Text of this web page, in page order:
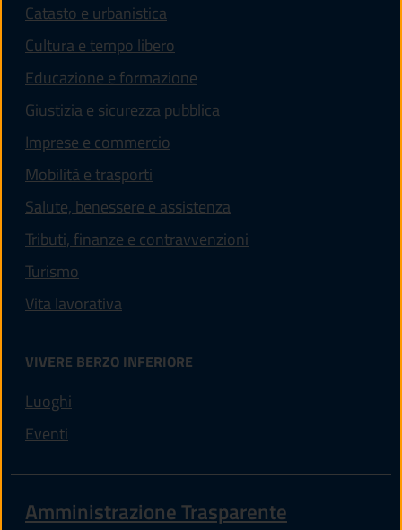
Catasto e urbanistica
Cultura e tempo libero
Educazione e formazione
Giustizia e sicurezza pubblica
Imprese e commercio
Mobilità e trasporti
Salute, benessere e assistenza
Tributi, finanze e contravvenzioni
Turismo
Vita lavorativa
VIVERE BERZO INFERIORE
Luoghi
Eventi
Amministrazione Trasparente